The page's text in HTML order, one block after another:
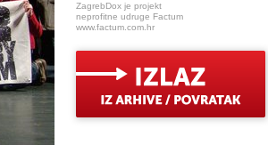
ZagrebDox je projekt
neprofitne udruge Factum
www.factum.com.hr